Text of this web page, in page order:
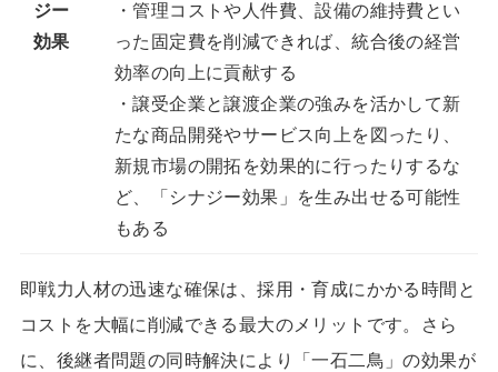
ジー
効果
・管理コストや人件費、設備の維持費とい
った固定費を削減できれば、統合後の経営
効率の向上に貢献する
・譲受企業と譲渡企業の強みを活かして新
たな商品開発やサービス向上を図ったり、
新規市場の開拓を効果的に行ったりするな
ど、「シナジー効果」を生み出せる可能性
もある
即戦力人材の迅速な確保は、採用・育成にかかる時間と
コストを大幅に削減できる最大のメリットです。さら
に、後継者問題の同時解決により「一石二鳥」の効果が